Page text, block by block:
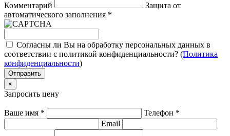
Комментарий
Защита от
автоматического заполнения *
Согласны ли Вы на обработку персональных данных в
соответствии с политикой конфиденциальности? (Политика
конфиденциальности)
Отправить
×
Запросить цену
Ваше имя * Телефон *
Email